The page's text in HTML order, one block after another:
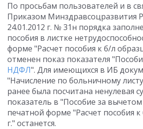
По просьбам пользователей и в
Приказом Минздравсоцразвития
24.01.2012 г. № 31н порядка
пособия в листке
форме "Расчет пособия к б/л
отменен показ показателя
НДФЛ". Для имеющихся в ИБ
"Начисление по больничному
ранее была посчитана ненулевая
показатель в "Пособие за
печатной форме "Расчет пособия к
г." останется.